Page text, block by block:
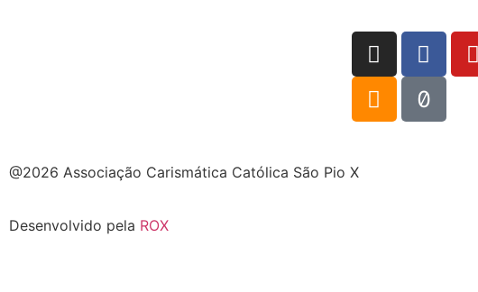
@2026 Associação Carismática Católica São Pio X
Desenvolvido pela ROX